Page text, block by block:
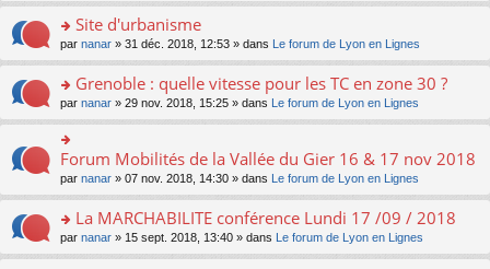
nt
ré
c
e
nt
le
pl
u
ré
c
e
nt
e
n
n
le
pl
u
s
ré
c
e
nt
a
g
e
n
n
le
pl
u
s
c
e
nt
le
m
e
a
g
e
n
o
lu
pl
u
s
ult
er
le
m
e
s
g
e
n
o
lu
o
n
ult
er
le
m
e
s
g
e
n
Site d'urbanisme
par nanar » 31 déc. 2018, 12:53 » dans Le forum de Lyon en Lignes
o
n
s
ult
er
le
m
e
s
Grenoble : quelle vitesse pour les TC en zone 30 ?
par nanar » 29 nov. 2018, 15:25 » dans Le forum de Lyon en Lignes
o
n
er
le
m
Forum Mobilités de la Vallée du Gier 16 & 17 nov 2018
par nanar » 07 nov. 2018, 14:30 » dans Le forum de Lyon en Lignes
o
n
La MARCHABILITE conférence Lundi 17 /09 / 2018
par nanar » 15 sept. 2018, 13:40 » dans Le forum de Lyon en Lignes